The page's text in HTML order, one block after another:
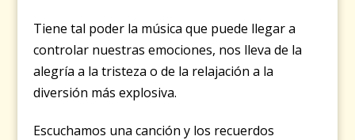
Tiene tal poder la música que puede llegar a
controlar nuestras emociones, nos lleva de la
alegría a la tristeza o de la relajación a la
diversión más explosiva.
Escuchamos una canción y los recuerdos